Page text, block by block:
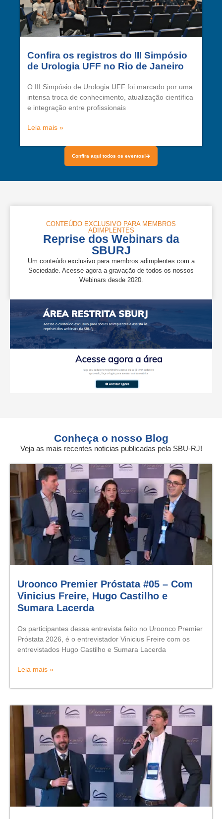
Confira os registros do III Simpósio
de Urologia UFF no Rio de Janeiro
O III Simpósio de Urologia UFF foi marcado por uma
intensa troca de conhecimento, atualização científica
e integração entre profissionais
Leia mais »
Confira aqui todos os eventos!
CONTEÚDO EXCLUSIVO PARA MEMBROS
ADIMPLENTES
Reprise dos Webinars da
SBURJ
Um conteúdo exclusivo para membros adimplentes com a
Sociedade. Acesse agora a gravação de todos os nossos
Webinars desde 2020.
Conheça o nosso Blog
Veja as mais recentes noticias publicadas pela SBU-RJ!
Uroonco Premier Próstata #05 – Com
Vinicius Freire, Hugo Castilho e
Sumara Lacerda
Os participantes dessa entrevista feito no Uroonco Premier
Próstata 2026, é o entrevistador Vinicius Freire com os
entrevistados Hugo Castilho e Sumara Lacerda
Leia mais »